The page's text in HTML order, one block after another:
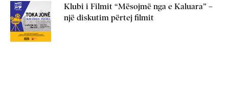
Klubi i Filmit “Mësojmë nga e Kaluara” –
një diskutim përtej filmit